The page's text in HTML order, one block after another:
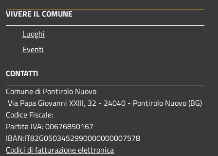
VIVERE IL COMUNE
Luoghi
Eventi
CONTATTI
Comune di Pontirolo Nuovo
Via Papa Giovanni XXIII, 32 - 24040 - Pontirolo Nuovo (BG)
Codice Fiscale:
Partita IVA: 00676850167
IBAN:IT82G0503452990000000007578
Codici di fatturazione elettronica